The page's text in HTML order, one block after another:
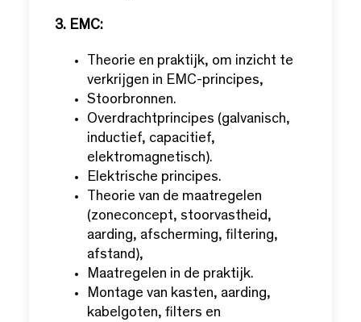
3. EMC:
Theorie en praktijk, om inzicht te
verkrijgen in EMC-principes,
Stoorbronnen.
Overdrachtprincipes (galvanisch,
inductief, capacitief,
elektromagnetisch).
Elektrische principes.
Theorie van de maatregelen
(zoneconcept, stoorvastheid,
aarding, afscherming, filtering,
afstand),
Maatregelen in de praktijk.
Montage van kasten, aarding,
kabelgoten, filters en